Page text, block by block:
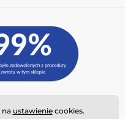
na ustawieniecookies.